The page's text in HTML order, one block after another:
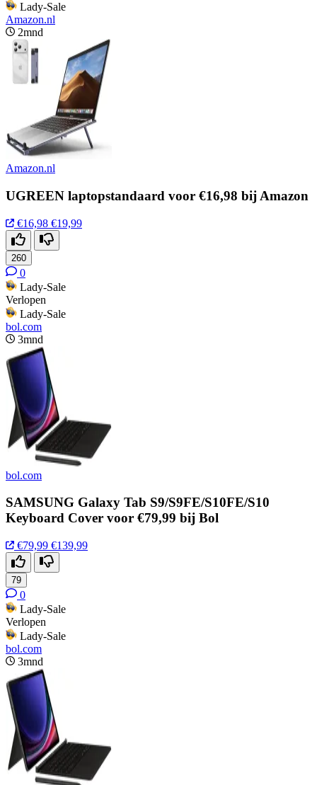
Lady-Sale
Amazon.nl
2mnd
Amazon.nl
UGREEN laptopstandaard voor €16,98 bij Amazon
€16,98 €19,99
260
0
Lady-Sale
Verlopen
Lady-Sale
bol.com
3mnd
bol.com
SAMSUNG Galaxy Tab S9/S9FE/S10FE/S10
Keyboard Cover voor €79,99 bij Bol
€79,99 €139,99
79
0
Lady-Sale
Verlopen
Lady-Sale
bol.com
3mnd